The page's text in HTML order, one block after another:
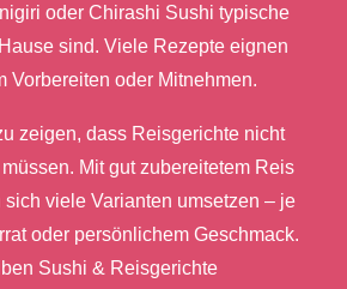
oder Chirashi Sushi typische
sind. Viele Rezepte eignen
Vorbereiten oder Mitnehmen.
zeigen, dass Reisgerichte nicht
Mit gut zubereitetem Reis
viele Varianten umsetzen – je
oder persönlichem Geschmack.
Sushi & Reisgerichte